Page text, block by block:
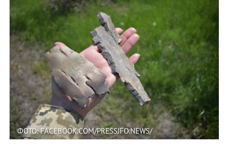
ФОТО: FACEBOOK.COM/PRESSJFO.NEWS/